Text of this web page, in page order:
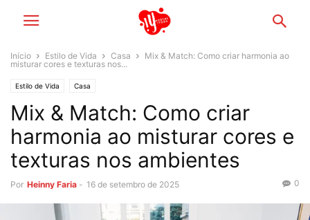
Início Estilo de Vida Casa
Mix & Match: Como criar harmonia ao
misturar cores e texturas nos...
Estilo de Vida Casa
Mix & Match: Como criar
harmonia ao misturar cores e
texturas nos ambientes
Por Heinny Faria - 16 de setembro de 2025 0